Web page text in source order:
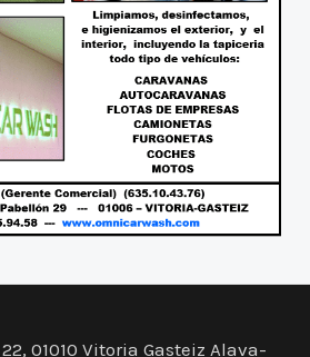
01010 Vitoria Gasteiz Alava-